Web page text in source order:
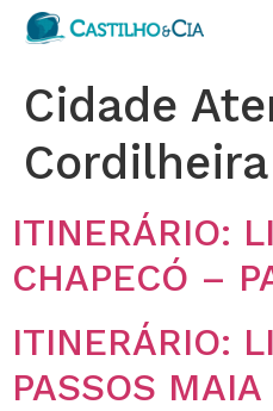
Cidade
ITINERÁRIO:
CHAPECÓ –
ITINERÁRIO:
PASSOS